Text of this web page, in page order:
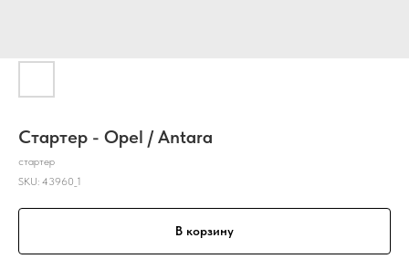
Стартер - Opel / Antara
стартер
SKU: 43960_1
В корзину